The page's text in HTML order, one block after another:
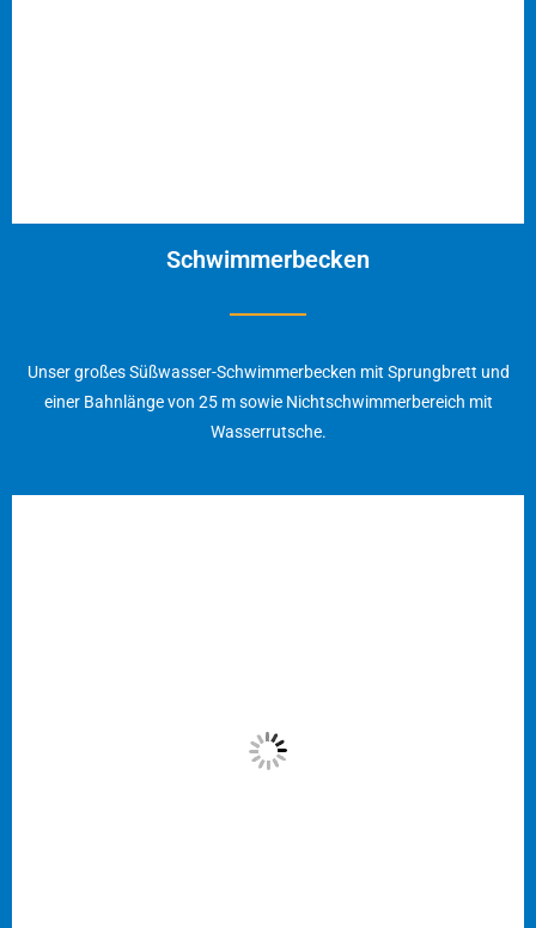
Schwimmerbecken
Unser großes Süßwasser-Schwimmerbecken mit Sprungbrett und
einer Bahnlänge von 25 m sowie Nichtschwimmerbereich mit
Wasserrutsche.